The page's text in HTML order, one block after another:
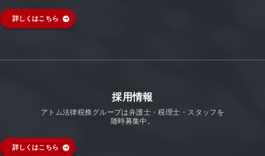
詳しくはこちら
採用情報
アトム法律税務グループは弁護士・税理士・スタッフを
随時募集中。
詳しくはこちら